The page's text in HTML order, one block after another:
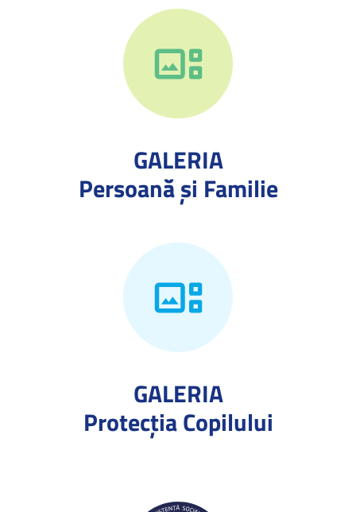
GALERIA
Persoană și Familie
GALERIA
Protecţia Copilului